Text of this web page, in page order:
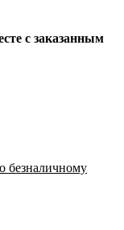
с заказанным
безналичному